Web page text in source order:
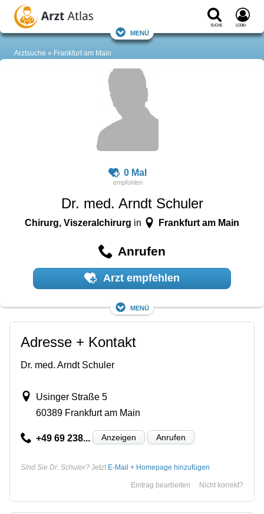
Suche Login
Menü
Arztsuche Frankfurt am Main
0 Mal
Dr. med. Arndt Schuler
Chirurg, Viszeralchirurg in Frankfurt am Main
Anrufen
Arzt empfehlen
Menü
Adresse + Kontakt
Dr. med. Arndt Schuler
Usinger Straße 5
60389 Frankfurt am Main
+49 69 238... Anzeigen Anrufen
Sind Sie Dr. Schuler? Jetzt E-Mail + Homepage hinzufügen
Nicht korrekt?
Eintrag bearbeiten